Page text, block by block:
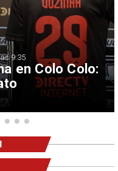
en Colo Colo:
9:35